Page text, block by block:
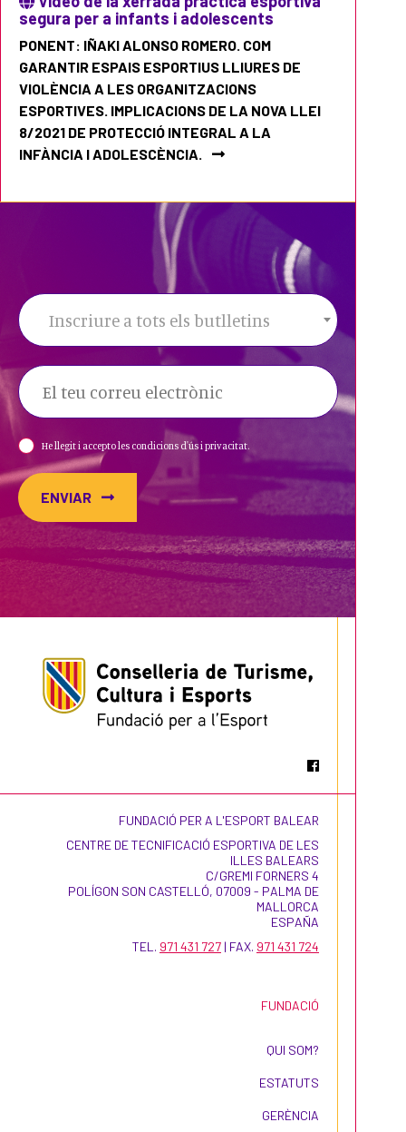
segura per a infants i adolescents
PONENT: IÑAKI ALONSO ROMERO. COM
GARANTIR ESPAIS ESPORTIUS LLIURES DE
VIOLÈNCIA A LES ORGANITZACIONS
ESPORTIVES. IMPLICACIONS DE LA NOVA LLEI
8/2021 DE PROTECCIÓ INTEGRAL A LA
INFÀNCIA I ADOLESCÈNCIA.
Inscriure a tots els butlletins
He llegit i accepto les condicions d'ús i privacitat.
ENVIAR
FUNDACIÓ PER A L'ESPORT BALEAR
CENTRE DE TECNIFICACIÓ ESPORTIVA DE LES
ILLES BALEARS
C/GREMI FORNERS 4
POLÍGON SON CASTELLÓ, 07009 - PALMA DE
MALLORCA
ESPAÑA
TEL. 971 431 727 | FAX. 971 431 724
FUNDACIÓ
QUI SOM?
ESTATUTS
GERÈNCIA